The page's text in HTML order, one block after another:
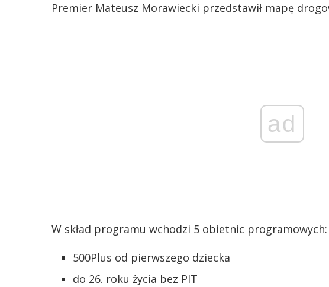
Premier Mateusz Morawiecki przedstawił mapę
ad
W skład programu wchodzi 5 obietnic programowych:
500Plus od pierwszego dziecka
do 26. roku życia bez PIT